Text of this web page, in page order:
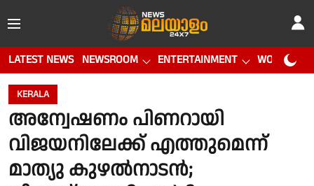
LATEST NEWS NEWSROOM ENTERTAINMENT WORLD CUP
KERALA
അന്വേഷണം പിണറായി
വിജയനിലേക്ക് എത്തുമെന്ന്
മാത്യു കുഴൽനാടൻ;